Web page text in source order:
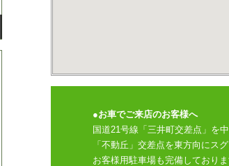
●お車でご来店のお客様へ
国道21号線「三井町交差点」を
「不動丘」交差点を東方向にスグ
お客様用駐車場も完備しておりま